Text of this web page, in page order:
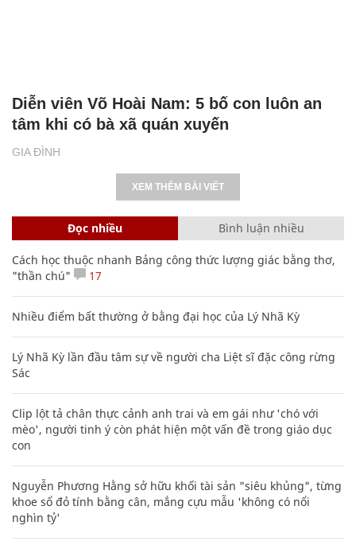
GIA ĐÌNH
Diễn viên Võ Hoài Nam: 5 bố con luôn an
tâm khi có bà xã quán xuyến
XEM THÊM BÀI VIẾT
Đọc nhiều Bình luận nhiều
Cách học thuộc nhanh Bảng công thức lượng giác bằng thơ,
"thần chú"
17
Nhiều điểm bất thường ở bằng đại học của Lý Nhã Kỳ
Lý Nhã Kỳ lần đầu tâm sự về người cha Liệt sĩ đặc công rừng
Sác
Clip lột tả chân thực cảnh anh trai và em gái như 'chó với
mèo', người tinh ý còn phát hiện một vấn đề trong giáo dục
con
Nguyễn Phương Hằng sở hữu khối tài sản "siêu khủng", từng
khoe sổ đỏ tính bằng cân, mắng cựu mẫu 'không có nổi
nghìn tỷ'